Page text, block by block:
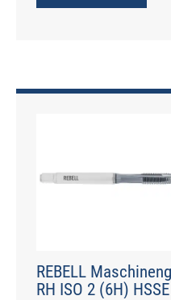
REBELL
RH ISO 2 (6H)